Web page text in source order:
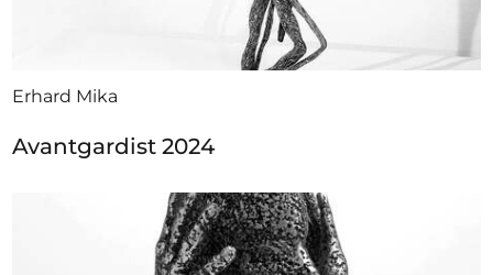
Erhard Mika
Avantgardist 2024